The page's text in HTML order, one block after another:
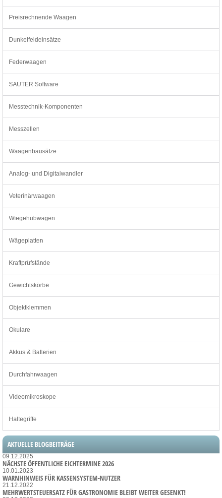
Preisrechnende Waagen
Dunkelfeldeinsätze
Federwaagen
SAUTER Software
Messtechnik-Komponenten
Messzellen
Waagenbausätze
Analog- und Digitalwandler
Veterinärwaagen
Wiegehubwagen
Wägeplatten
Kraftprüfstände
Gewichtskörbe
Objektklemmen
Okulare
Akkus & Batterien
Durchfahrwaagen
Videomikroskope
Haltegriffe
AKTUELLE BLOGBEITRÄGE
09.12.2025
NÄCHSTE ÖFFENTLICHE EICHTERMINE 2026
10.01.2023
WARNHINWEIS FÜR KASSENSYSTEM-NUTZER
21.12.2022
MEHRWERTSTEUERSATZ FÜR GASTRONOMIE BLEIBT WEITER GESENKT!